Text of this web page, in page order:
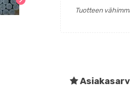
Tuotteen